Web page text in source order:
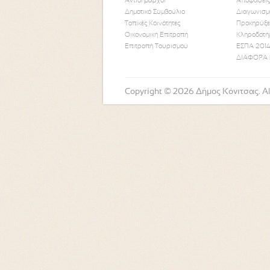
Δημοτικό Συμβούλιο
Τοπικές Κοινότητες
Οικονομική Επιτροπή
Επιτροπή Τουρισμού
ΕΣΠΑ
ΔΙΑΦΟΡΑ
Copyright © 2026 Δήμος Κόνιτσας.